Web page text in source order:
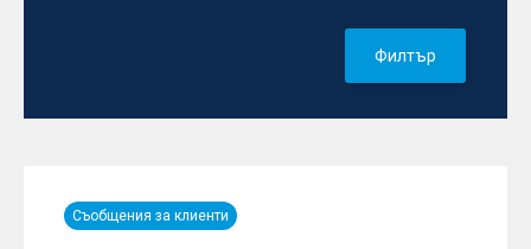
Филтър
Съобщения за клиенти